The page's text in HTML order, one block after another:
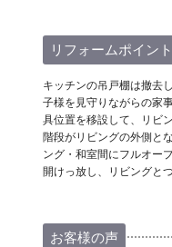
リフォームポイント
キッチンの吊戸棚は撤去
子様を見守りながらの家
具位置を移設して、リビ
階段がリビングの外側と
ング・和室間にフルオー
開けっ放し、リビングと
お客様の声